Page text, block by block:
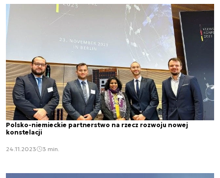
Polsko-niemieckie partnerstwo na rzecz rozwoju nowej
konstelacji
24.11.2023 3 min.